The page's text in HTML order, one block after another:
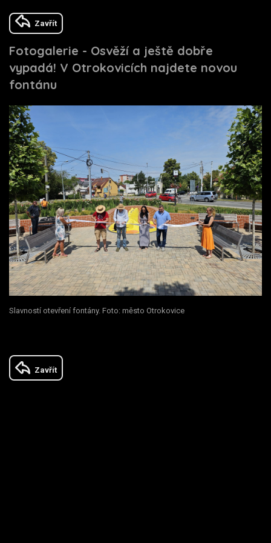
Zavřít
Fotogalerie - Osvěží a ještě dobře
vypadá! V Otrokovicích najdete novou
fontánu
Slavností otevření fontány. Foto: město Otrokovice
Zavřít